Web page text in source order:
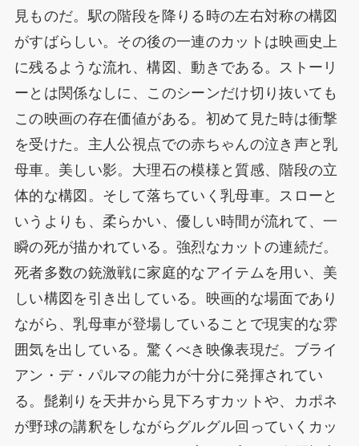
見ものだ。駅の階段を降りる時の左右対称の構図
がすばらしい。その後の一連のカットは映画史上
に残るような流れ、構図、動きである。ストーリ
ーとは関係なしに、このシーンだけ切り抜いても
この映画の存在価値がある。初めて見た時は衝撃
を受けた。主人公視点での赤ちゃんの泣き声と乳
母車。美しい影。大理石の模様と質感、階段の立
体的な構図。そして落ちていく乳母車。スローと
いうよりも、柔らかい、優しい時間が流れて、一
瞬の死が描かれている。強烈なカットの連続だ。
死者多数の銃激戦に家庭的なアイテムを用い、美
しい構図を引き出している。映画的な場面であり
ながら、乳母車が登場していることで現実的な雰
囲気を出している。驚くべき映像表現だ。ブライ
アン・デ・パルマの能力が十分に発揮されてい
る。髭剃りを天井から見下ろすカットや、カポネ
が野球の講釈をしながらグルグル回っていくカッ